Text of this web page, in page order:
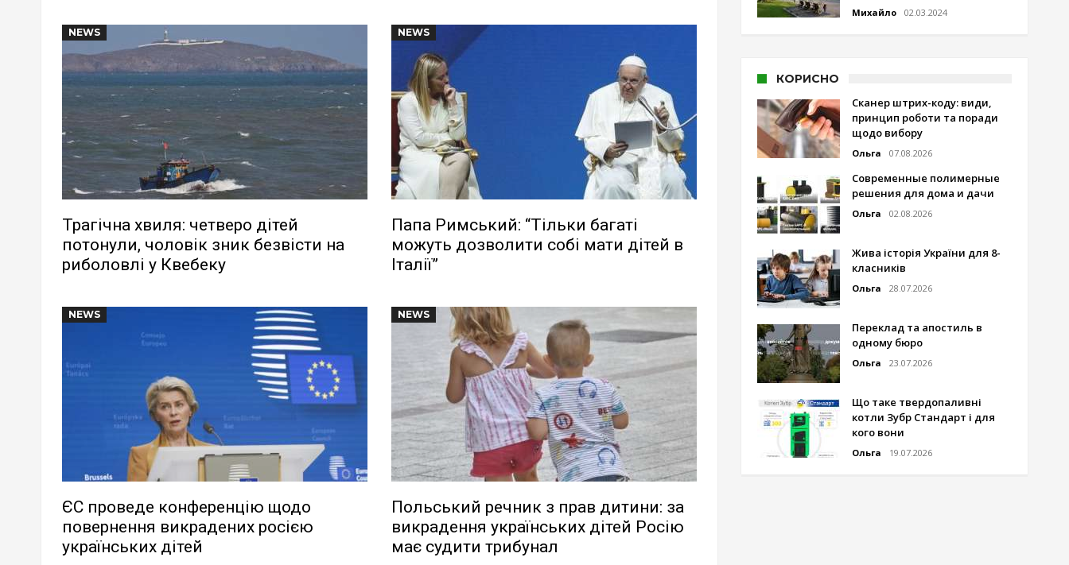
NEWS
Трагічна хвиля: четверо дітей
потонули, чоловік зник безвісти на
риболовлі у Квебеку
NEWS
Папа Римський: “Тільки багаті
можуть дозволити собі мати дітей в
Італії”
NEWS
ЄС проведе конференцію щодо
повернення викрадених росією
українських дітей
NEWS
Польський речник з прав дитини: за
викрадення українських дітей Росію
має судити трибунал
Михайло 02.03.2024
КОРИСНО
Сканер штрих-коду: види,
принцип роботи та поради
щодо вибору
Ольга 07.08.2026
Современные полимерные
решения для дома и дачи
Ольга 02.08.2026
Жива історія України для 8-
класників
Ольга 28.07.2026
Переклад та апостиль в
одному бюро
Ольга 23.07.2026
Що таке твердопаливні
котли Зубр Стандарт і для
кого вони
Ольга 19.07.2026